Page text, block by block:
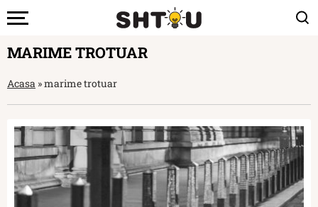
MARIME TROTUAR
Acasa »marime trotuar